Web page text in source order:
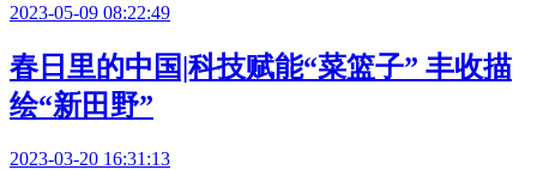
2023-05-09 08:22:49
春日里的中国|科技赋能“菜篮子” 丰收描
绘“新田野”
2023-03-20 16:31:13